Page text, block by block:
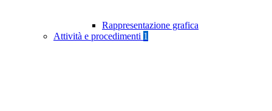
Rappresentazione grafica
Attività e procedimenti 1